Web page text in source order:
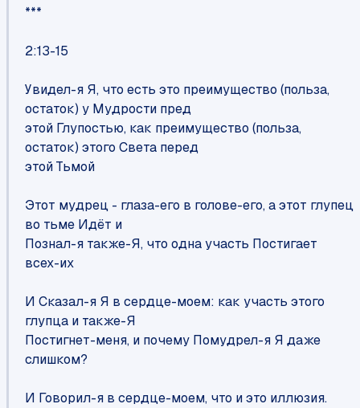
***
2:13-15
Увидел-я Я, что есть это преимущество (польза,
остаток) у Мудрости пред
этой Глупостью, как преимущество (польза,
остаток) этого Света перед
этой Тьмой
Этот мудрец - глаза-его в голове-его, а этот глупец
во тьме Идёт и
Познал-я также-Я, что одна участь Постигает
всех-их
И Сказал-я Я в сердце-моем: как участь этого
глупца и также-Я
Постигнет-меня, и почему Помудрел-я Я даже
слишком?
И Говорил-я в сердце-моем, что и это иллюзия.